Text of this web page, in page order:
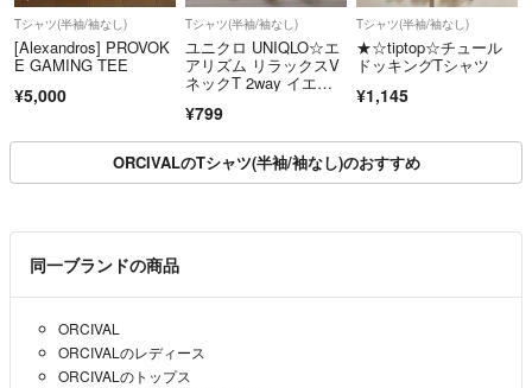
Tシャツ(半袖/袖なし)
[Alexandros] PROVOK
E GAMING TEE
¥5,000
Tシャツ(半袖/袖なし)
ユニクロ UNIQLO☆エ
アリズム リラックスV
ネックT 2way イエロ
¥799
Tシャツ(半袖/袖なし)
★☆tiptop☆チュール
ドッキングTシャツ
¥1,145
ORCIVALのTシャツ(半袖/袖なし)のおすすめ
同一ブランドの商品
ORCIVAL
ORCIVALのレディース
ORCIVALのトップス